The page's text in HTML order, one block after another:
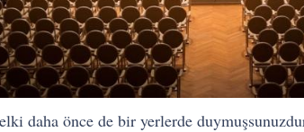
daha önce de bir yerlerde